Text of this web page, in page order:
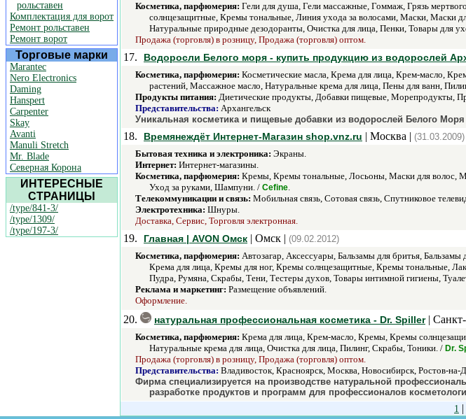
рольставен
Комплектация для ворот
Ремонт рольставен
Ремонт ворот
Торговые марки
Marantec
Nero Electronics
Daming
Hanspert
Carpenter
Skay
Avanti
Manuli Stretch
Mr. Blade
Северная Корона
ИНТЕРЕСНЫЕ
СТРАНИЦЫ
/type/841-3/
/type/1309/
/type/197-3/
Косметика, парфюмерия: Гели для душа, Гели массажные, Гоммаж, Грязь
солнцезащитные, Кремы тональные, Линия ухода за волосами, Маски, Маски
Натуральные природные дезодоранты, Очистка для лица, Пенки, Товары для
Продажа (торговля) в розницу, Продажа (торговля) оптом.
17. Водоросли Белого моря - купить продукцию из водорослей
Косметика, парфюмерия: Косметические масла, Крема для лица, Крем-масло,
растений, Массажное масло, Натуральные крема для лица, Пены для ванн,
Продукты питания: Диетические продукты, Добавки пищевые, Морепродукты,
Представительства: Архангельск
Уникальная косметика и пищевые добавки из водорослей Белого Моря
18. Времянеждёт Интернет-Магазин shop.vnz.ru | Москва | (31.03.2009)
Бытовая техника и электроника: Экраны.
Интернет: Интернет-магазины.
Косметика, парфюмерия: Кремы, Кремы тональные, Лосьоны, Маски для волос,
Уход за руками, Шампуни. / Cefine.
Телекоммуникации и связь: Мобильная связь, Сотовая связь, Спутниковое
Электротехника: Шнуры.
Доставка, Сервис, Торговля электронная.
19. Главная | AVON Омск | Омск | (09.02.2012)
Косметика, парфюмерия: Автозагар, Аксессуары, Бальзамы для бритья, Бальзамы
Крема для лица, Кремы для ног, Кремы солнцезащитные, Кремы тональные,
Пудра, Румяна, Скрабы, Тени, Тестеры духов, Товары интимной гигиены,
Реклама и маркетинг: Размещение объявлений.
Оформление.
20. натуральная профессиональная косметика - Dr. Spiller| Санкт-
Косметика, парфюмерия: Крема для лица, Крем-масло, Кремы, Кремы
Натуральные крема для лица, Очистка для лица, Пилинг, Скрабы, Тоники. / Dr.
Продажа (торговля) в розницу, Продажа (торговля) оптом.
Представительства: Владивосток, Красноярск, Москва, Новосибирск, Ростов-на-
Фирма специализируется на производстве натуральной
разработке продуктов и программ для профессионалов
1 |